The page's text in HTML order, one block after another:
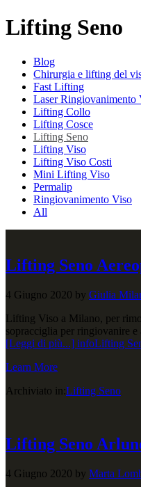
Lifting Seno
Blog
Chirurgia e lifting del
Fast Lifting
Laser Ringiovanimento
Lifting Collo
Lifting Cosce
Lifting Seno
Lifting Viso
Lifting Viso Costi
Mini Lifting Viso
Permalip
Ringiovanimento Viso
All
Lifting Seno
4 Giugno 2020 by Giulia
Lifting Viso a Milano, per
sopracciglia per ringiovanire
[Leggi di più...] infoLifting
Learn More
Archiviato in:Lifting Seno
Lifting Seno
4 Giugno 2020 by Marta